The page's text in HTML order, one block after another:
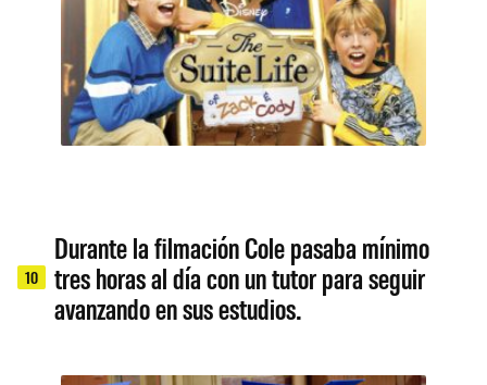
10
Durante la filmación Cole pasaba mínimo
tres horas al día con un tutor para seguir
avanzando en sus estudios.